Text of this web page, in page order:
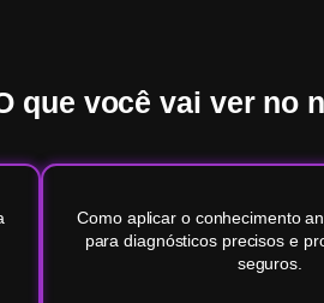
que você vai ver no
Como aplicar o conhecimento
para diagnósticos precisos e
seguros.